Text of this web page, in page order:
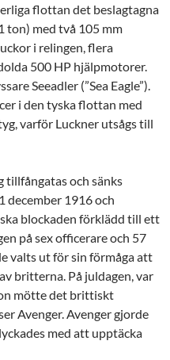
flottan det beslagtagna
ton) med två 105 mm
i relingen, flera
500 HP hjälpmotorer.
Seeadler (”Sea Eagle”).
i den tyska flottan med
varför Luckner utsågs till
tillfångatas och sänks
december 1916 och
blockaden förklädd till ett
på sex officerare och 57
valts ut för sin förmåga att
britterna. På juldagen, var
mötte det brittiskt
Avenger. Avenger gjorde
med att upptäcka